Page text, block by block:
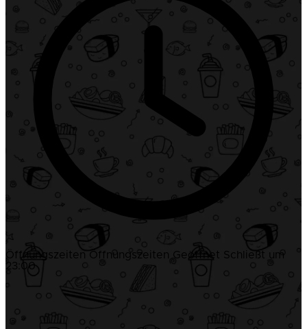
Öffnungszeiten Öffnungszeiten Geöffnet Schließt um
23:00